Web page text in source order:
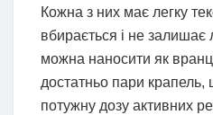
Кожна з них має легку
вбирається і не залишає
можна наносити як
достатньо пари
потужну дозу активних